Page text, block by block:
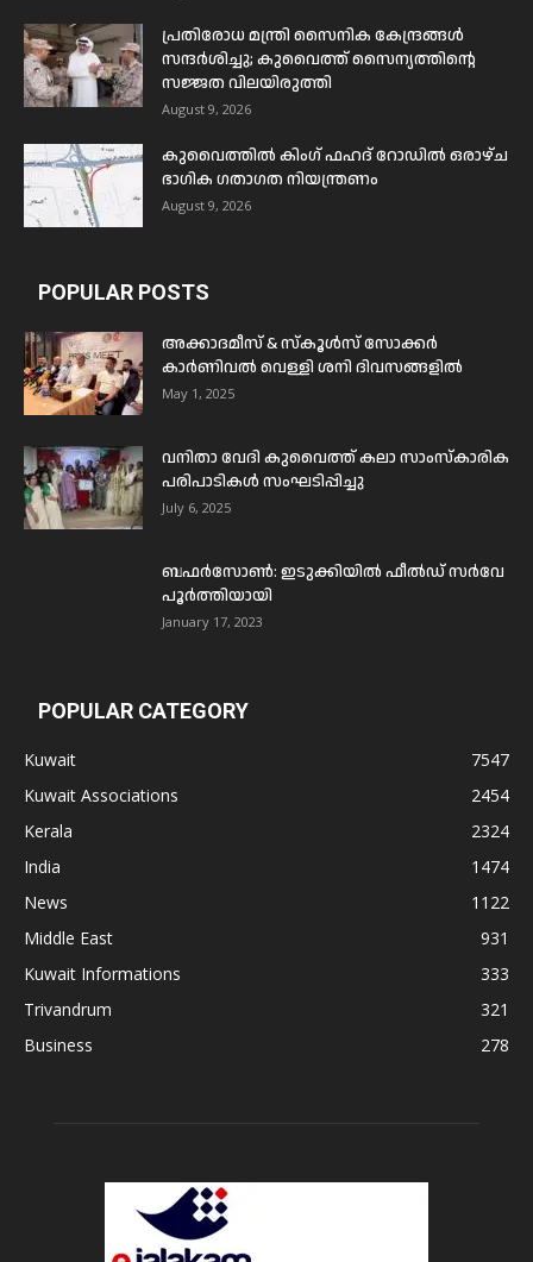
പ്രതിരോധ മന്ത്രി സൈനിക കേന്ദ്രങ്ങൾ
സന്ദർശിച്ചു; കുവൈത്ത് സൈന്യത്തിന്റെ
സജ്ജത വിലയിരുത്തി
August 9, 2026
കുവൈത്തിൽ കിംഗ് ഫഹദ് റോഡിൽ ഒരാഴ്ച
ഭാഗിക ഗതാഗത നിയന്ത്രണം
August 9, 2026
POPULAR POSTS
അക്കാദമീസ് & സ്കൂൾസ് സോക്കർ
കാർണിവൽ വെള്ളി ശനി ദിവസങ്ങളിൽ
May 1, 2025
വനിതാ വേദി കുവൈത്ത് കലാ സാംസ്കാരിക
പരിപാടികൾ സംഘടിപ്പിച്ചു
July 6, 2025
ബഫര്‍സോണ്‍: ഇടുക്കിയില്‍ ഫീല്‍ഡ് സര്‍വേ
പൂര്‍ത്തിയായി
January 17, 2023
POPULAR CATEGORY
Kuwait
7547
Kuwait Associations
2454
Kerala
2324
India
1474
News
1122
Middle East
931
Kuwait Informations
333
Trivandrum
321
Business
278